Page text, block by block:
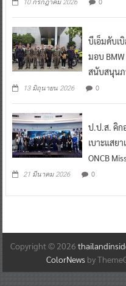
10 กรกฎาคม 2026
บีเอ็มดับเ
มอบ
สนับสนุนภ
13 มิถุนายน 2026 0
ป.ป.ส. คิก
เบาะแสย
ONCB
21 มีนาคม 2026 0
Copyright © 2026
ColorNews by